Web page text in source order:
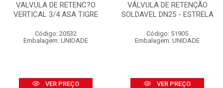
VALVULA DE RETENC?O
VERTICAL 3/4 ASA TIGRE
Código: 20532
Embalagem: UNIDADE
VER PREÇO
VÁLVULA DE RETENÇÃO
SOLDAVEL DN25 - ESTRELA
Código: 51905
Embalagem: UNIDADE
VER PREÇO